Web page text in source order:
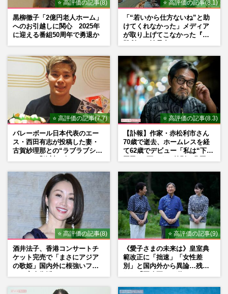
週刊女性PRIME 2025/10/17
菊地亜美、フジ番組で“別人級”激変姿を披
露で「過去イチ可愛い」と絶賛、大沢あか
週刊女性PRIME 2025/7/30
辻希美、夫・杉浦太陽ら家族全員で“母の
日”ショット披露もマタニティフォト風の
写真に「生々しい…」と拒…
週刊女性PRIME 2025/5/13
⭐ 高評価の記事(8)
黒柳徹子「2億円老人ホーム」
へのお引越しに関心 2025年
に迎える番組50周年で勇退か
⭐ 高評価の記事(8.1)
「“若いから仕方ないね”と助
けてくれなかった」メディア
が取り上げてこなかった『避
⭐ 高評価の記事(7.7)
バレーボール日本代表のエー
ス・西田有志が投稿した妻・
古賀紗理那との“ラブラブショ
判殺到の理由
⭐ 高評価の記事(8.3)
【訃報】作家・赤松利市さん
70歳で逝去、ホームレスを経
て62歳でデビュー「私は“下級
⭐ 高評価の記事(8)
酒井法子、香港コンサートチ
ケット完売で「まさにアジア
の歌姫」国内外に根強いファ
⭐ 高評価の記事(9)
《愛子さまの未来は》皇室典
範改正に「拙速」「女性差
別」と国内外から異論…残さ